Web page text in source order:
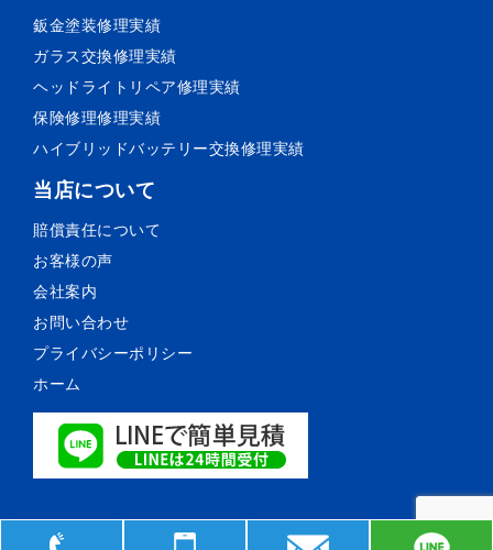
鈑金塗装修理実績
ガラス交換修理実績
ヘッドライトリペア修理実績
保険修理修理実績
ハイブリッドバッテリー交換修理実績
当店について
賠償責任について
お客様の声
会社案内
お問い合わせ
プライバシーポリシー
ホーム
© 森薗自動車鈑金塗装. All Rights Reserved.